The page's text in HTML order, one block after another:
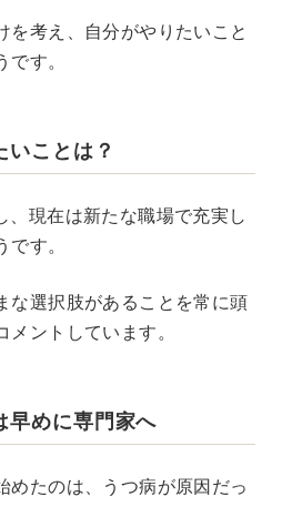
を考え、自分がやりたいこと
す。
いことは？
現在は新たな職場で充実し
す。
な選択肢があることを常に頭
ントしています。
早めに専門家へ
めたのは、うつ病が原因だっ